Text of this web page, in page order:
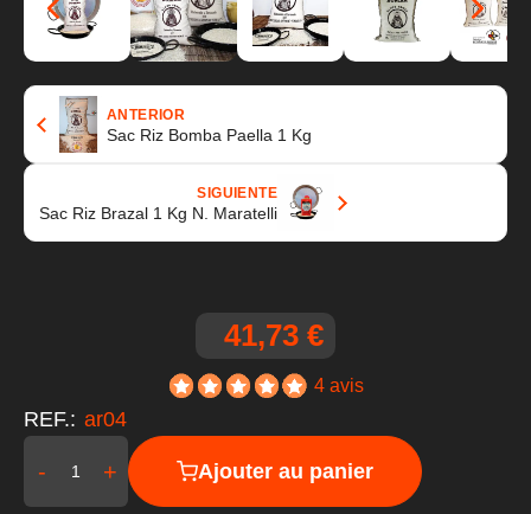
41,73 €
4 avis
REF.: ar04
- + Ajouter au panier
ANTERIOR
Sac Riz Bomba Paella 1 Kg
SIGUIENTE
Sac Riz Brazal 1 Kg N. Maratelli